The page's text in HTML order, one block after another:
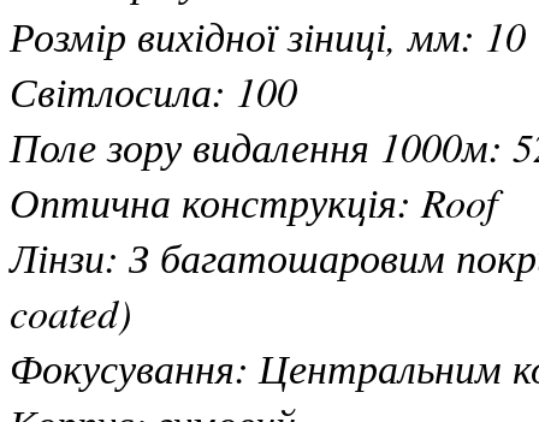
Розмір вихідної зіниці, мм: 10
Світлосила: 100
Поле зору видалення 1000м:
Оптична конструкція: Roof
Лінзи: З багатошаровим
coated)
Фокусування: Центральним